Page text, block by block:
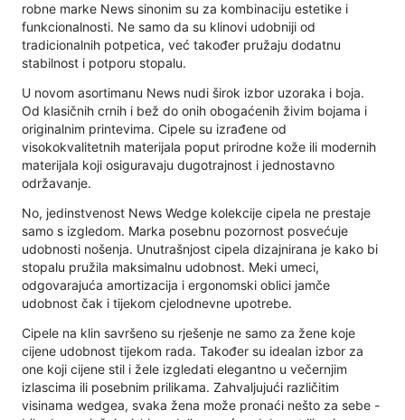
robne marke News sinonim su za kombinaciju estetike i
funkcionalnosti. Ne samo da su klinovi udobniji od
tradicionalnih potpetica, već također pružaju dodatnu
stabilnost i potporu stopalu.
U novom asortimanu News nudi širok izbor uzoraka i boja.
Od klasičnih crnih i bež do onih obogaćenih živim bojama i
originalnim printevima. Cipele su izrađene od
visokokvalitetnih materijala poput prirodne kože ili modernih
materijala koji osiguravaju dugotrajnost i jednostavno
održavanje.
No, jedinstvenost News Wedge kolekcije cipela ne prestaje
samo s izgledom. Marka posebnu pozornost posvećuje
udobnosti nošenja. Unutrašnjost cipela dizajnirana je kako bi
stopalu pružila maksimalnu udobnost. Meki umeci,
odgovarajuća amortizacija i ergonomski oblici jamče
udobnost čak i tijekom cjelodnevne upotrebe.
Cipele na klin savršeno su rješenje ne samo za žene koje
cijene udobnost tijekom rada. Također su idealan izbor za
one koji cijene stil i žele izgledati elegantno u večernjim
izlascima ili posebnim prilikama. Zahvaljujući različitim
visinama wedgea, svaka žena može pronaći nešto za sebe -